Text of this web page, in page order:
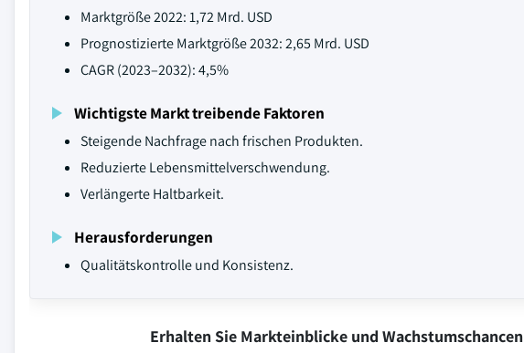
Marktgröße 2022: 1,72 Mrd. USD
Prognostizierte Marktgröße 2032: 2,65 Mrd. USD
CAGR (2023–2032): 4,5%
Wichtigste Markt treibende Faktoren
Steigende Nachfrage nach frischen Produkten.
Reduzierte Lebensmittelverschwendung.
Verlängerte Haltbarkeit.
Herausforderungen
Qualitätskontrolle und Konsistenz.
Erhalten Sie Markteinblicke und Wachstumschancen